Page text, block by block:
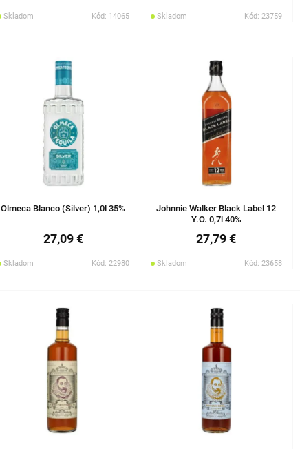
Skladom Kód: 14065 Skladom Kód: 23759
Olmeca Blanco (Silver) 1,0l 35%
27,09 €
Skladom Kód: 22980
Johnnie Walker Black Label 12
Y.O. 0,7l 40%
27,79 €
Skladom Kód: 23658